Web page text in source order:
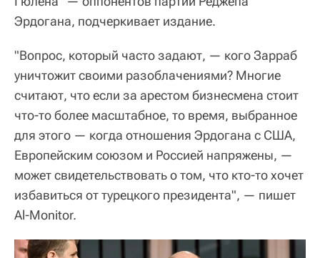
Эрдогана, подчеркивает издание.
"Вопрос, который часто задают, — кого Зарраб
уничтожит своими разоблачениями? Многие
считают, что если за арестом бизнесмена стоит
что-то более масштабное, то время, выбранное
для этого — когда отношения Эрдогана с США,
Европейским союзом и Россией напряжены, —
может свидетельствовать о том, что кто-то хочет
избавиться от турецкого президента", — пишет
Al-Monitor.